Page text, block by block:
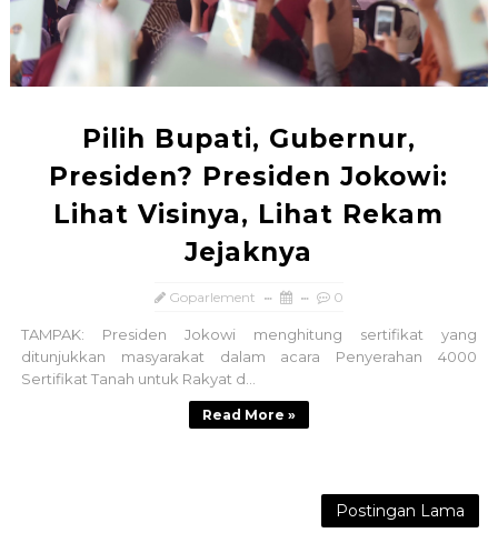
Pilih Bupati, Gubernur,
Presiden? Presiden Jokowi:
Lihat Visinya, Lihat Rekam
Jejaknya
Goparlement 0
TAMPAK: Presiden Jokowi menghitung sertifikat yang
ditunjukkan masyarakat dalam acara Penyerahan 4000
Sertifikat Tanah untuk Rakyat d...
Read More »
Postingan Lama